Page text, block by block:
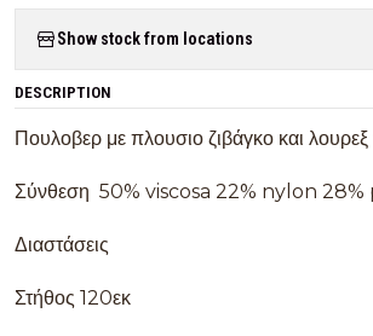
Show stock from locations
DESCRIPTION
Πουλοβερ με πλουσιο ζιβάγκο και λουρεξ
Σύνθεση 50% viscosa 22% nylon
Διαστάσεις
Στήθος 120εκ